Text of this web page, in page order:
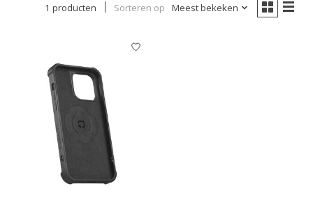
1 producten Sorteren op Meest bekeken